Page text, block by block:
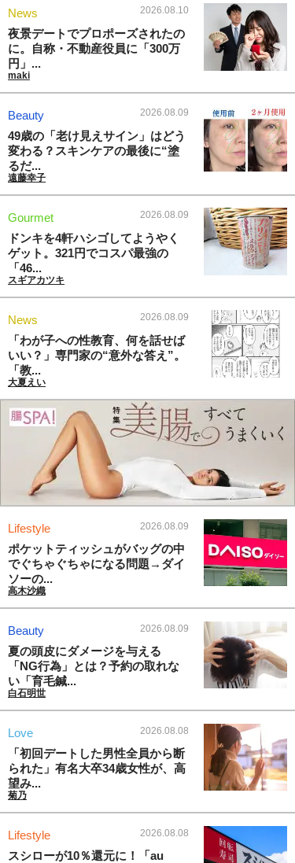
News 2026.08.10
夜景デートでプロポーズされたの
に。自称・不動産役員に「300万
円」...
maki
Beauty 2026.08.09
49歳の「老け見えサイン」はどう
変わる？スキンケアの最後に“塗
るだ...
遠藤幸子
Gourmet 2026.08.09
ドンキを4軒ハシゴしてようやく
ゲット。321円でコスパ最強の
「46...
スギアカツキ
News 2026.08.09
「わが子への性教育、何を話せば
いい？」専門家の“意外な答え”。
「教...
大夏えい
Lifestyle 2026.08.09
ポケットティッシュがバッグの中
でぐちゃぐちゃになる問題→ダイ
ソーの...
高木沙織
Beauty 2026.08.09
夏の頭皮にダメージを与える
「NG行為」とは？予約の取れな
い「育毛鍼...
白石明世
Love 2026.08.08
「初回デートした男性全員から断
られた」有名大卒34歳女性が、高
望み...
菊乃
Lifestyle 2026.08.08
スシローが10％還元に！「au